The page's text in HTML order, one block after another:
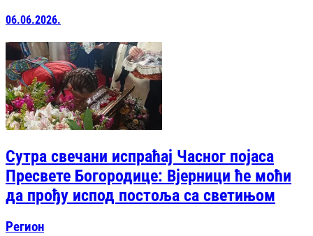
06.06.2026.
Сутра свечани испраћај Часног појаса
Пресвете Богородице: Вјерници ће моћи
да прођу испод постоља са светињом
Регион